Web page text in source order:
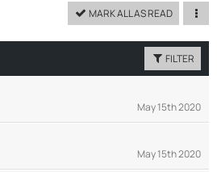
MARK ALL AS READ
FILTER
May 15th 2020
May 15th 2020